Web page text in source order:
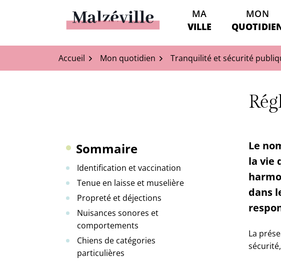
Malzéville
MA
VILLE
MON
Accueil Mon quotidien Tranquilité et sécurité
Sommaire
Identification et vaccination
Tenue en laisse et muselière
Propreté et déjections
Nuisances sonores et
comportements
Chiens de catégories
particulières
Le
la vie
dans
La